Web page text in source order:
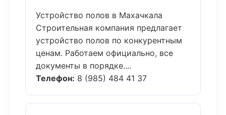
Устройство полов в Махачкала
Строительная компания предлагает
устройство полов по конкурентным
ценам. Работаем официально, все
документы в порядке....
Телефон: 8 (985) 484 41 37